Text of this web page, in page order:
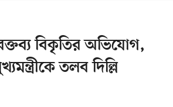
বিকৃতির অভিযোগ,
তলব দিল্লি